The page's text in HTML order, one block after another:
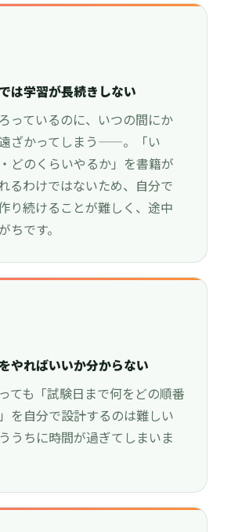
は学習が長続きしない
っているのに、いつの間にか
ざかってしまう——。「い
どのくらいやるか」を書籍が
るわけではないため、自分で
り続けることが難しく、途中
ちです。
やればいいか分からない
ても「試験日まで何をどの順番
を自分で設計するのは難しい
うちに時間が過ぎてしまいま